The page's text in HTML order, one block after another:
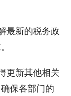
最新的税务政
更新其他相关
保各部门的